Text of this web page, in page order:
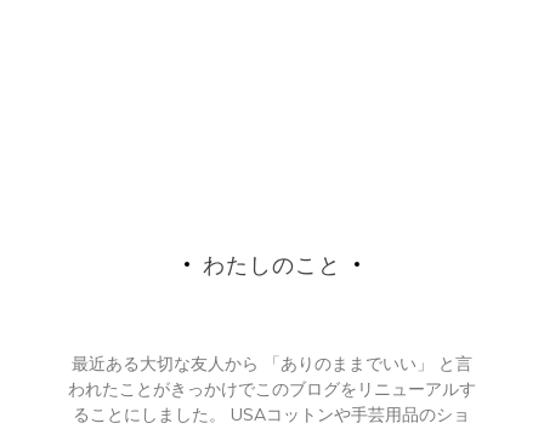
わたしのこと
最近ある大切な友人から 「ありのままでいい」 と言
われたことがきっかけでこのブログをリニューアルす
ることにしました。 USAコットンや手芸用品のショ